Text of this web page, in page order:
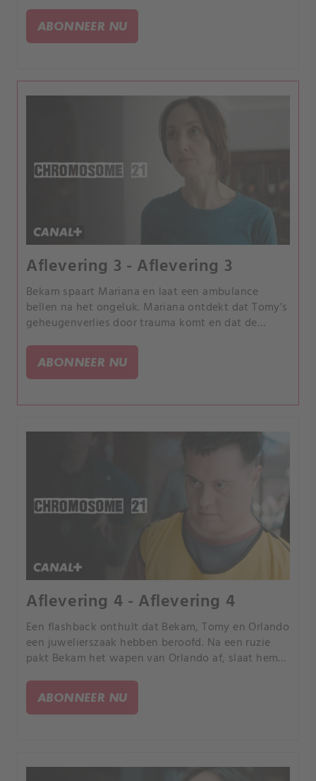
heeft beschuldigd om zijn vriendin te beschermen.
ABONNEER NU
Aflevering 3 - Aflevering 3
Bekam spaart Mariana en laat een ambulance
bellen na het ongeluk. Mariana ontdekt dat Tomy’s
geheugenverlies door trauma komt en dat de
kan worden achterhaald.
ABONNEER NU
Aflevering 4 - Aflevering 4
Een flashback onthult dat Bekam, Tomy en Orlando
een juwelierszaak hebben beroofd. Na een ruzie
pakt Bekam het wapen van Orlando af, slaat hem
ABONNEER NU